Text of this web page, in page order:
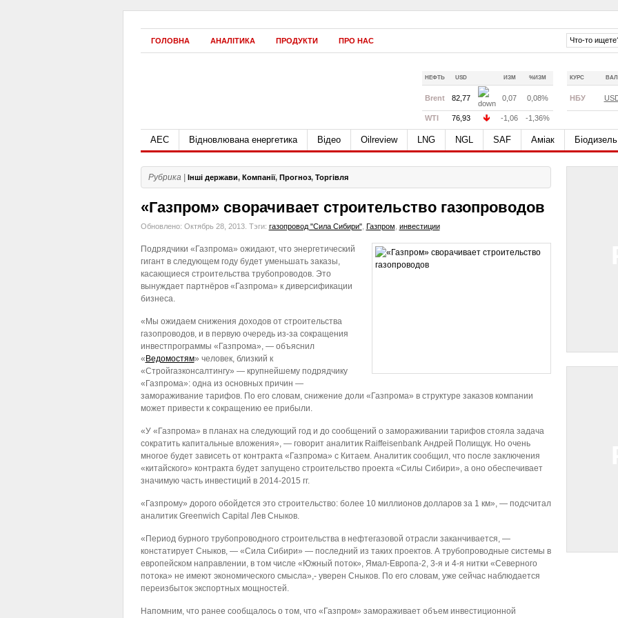
ГОЛОВНА АНАЛІТИКА ПРОДУКТИ ПРО НАС
КУРС ВАЛ
НБУ
НЕФТЬ USD ИЗМ %ИЗМ
Brent 82,77 0,07 0,08%
WTI 76,93 -1,06 -1,36%
АЕС Відновлювана енергетика Відео Oilreview LNG NGL SAF Аміак Біодизель
Рубрика | Інші держави, Компанії, Прогноз, Торгівля
«Газпром» сворачивает строительство газопроводов
Обновлено: Октябрь 28, 2013. Тэги: газопровод "Сила Сибири", Газпром инвестиции
Подрядчики «Газпрома» ожидают, что энергетический
гигант в следующем году будет уменьшать заказы,
касающиеся строительства трубопроводов. Это
вынуждает партнёров «Газпрома» к диверсификации
бизнеса.
«Мы ожидаем снижения доходов от строительства
газопроводов, и в первую очередь из-за сокращения
инвестпрограммы «Газпрома», — объяснил
« Ведомостям» человек, близкий к
«Стройгазконсалтингу» — крупнейшему подрядчику
«Газпрома»: одна из основных причин —
замораживание тарифов. По его словам, снижение доли «Газпрома» в структуре заказов компании
может привести к сокращению ее прибыли.
«У «Газпрома» в планах на следующий год и до сообщений о замораживании тарифов стояла задача
сократить капитальные вложения», — говорит аналитик Raiffeisenbank Андрей Полищук. Но очень
многое будет зависеть от контракта «Газпрома» с Китаем. Аналитик сообщил, что после заключения
«китайского» контракта будет запущено строительство проекта «Силы Сибири», а оно обеспечивает
значимую часть инвестиций в 2014-2015 гг.
«Газпрому» дорого обойдется это строительство: более 10 миллионов долларов за 1 км», — подсчитал
аналитик Greenwich Capital Лев Сныков.
«Период бурного трубопроводного строительства в нефтегазовой отрасли заканчивается, —
констатирует Сныков, — «Сила Сибири» — последний из таких проектов. А трубопроводные системы в
европейском направлении, в том числе «Южный поток», Ямал-Европа-2, 3-я и 4-я нитки «Северного
потока» не имеют экономического смысла»,- уверен Сныков. По его словам, уже сейчас наблюдается
переизбыток экспортных мощностей.
Напомним, что ранее сообщалось о том, что «Газпром» замораживает объем инвестиционной